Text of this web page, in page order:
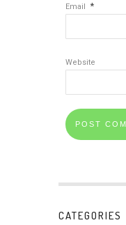
Email *
Website
CATEGORIES